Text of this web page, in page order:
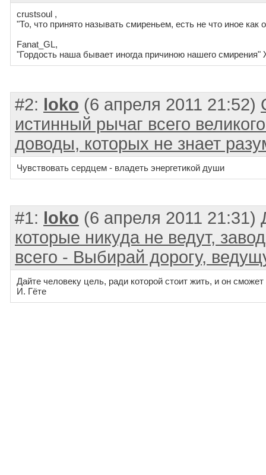
crustsoul ,
"То, что принято называть смиреньем, есть не что иное как
Fanat_GL,
"Гордость наша бывает иногда причиною нашего
#2: loko (6 апреля 2011 21:52)
истинный рычаг всего
доводы, которых не знает
Чувствовать сердцем - владеть энергетикой души
#1: loko (6 апреля 2011 21:31)
которые никуда не ведут,
всего - Выбирай дорогу,
Дайте человеку цель, ради которой стоит жить, и он
И. Гёте